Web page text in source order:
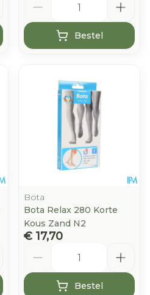
Bestel
Bota
Bota Relax 280 Korte
Kous Zand N2
€ 17,70
Bestel